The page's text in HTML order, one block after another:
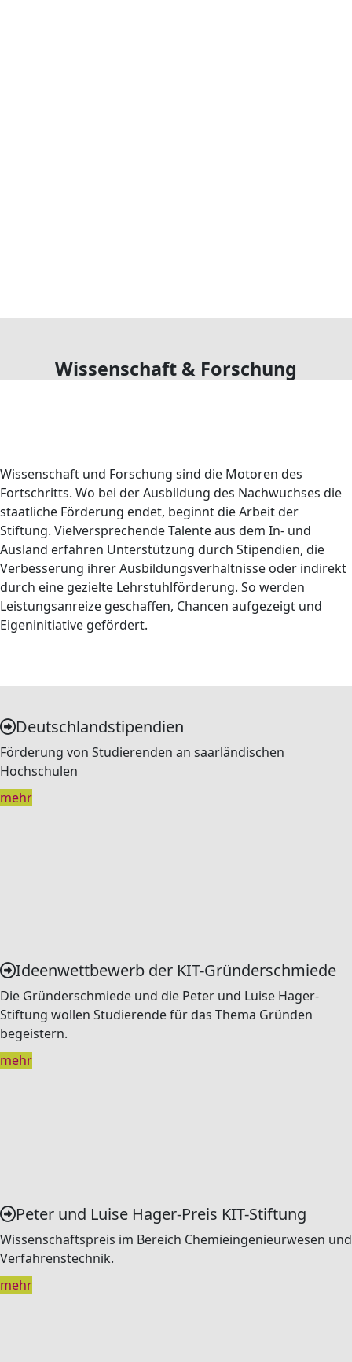
Wissenschaft & Forschung
Wissenschaft und Forschung sind die Motoren des
Fortschritts. Wo bei der Ausbildung des Nachwuchses die
staatliche Förderung endet, beginnt die Arbeit der
Stiftung. Vielversprechende Talente aus dem In- und
Ausland erfahren Unterstützung durch Stipendien, die
Verbesserung ihrer Ausbildungsverhältnisse oder indirekt
durch eine gezielte Lehrstuhlförderung. So werden
Leistungsanreize geschaffen, Chancen aufgezeigt und
Eigeninitiative gefördert.
Deutschlandstipendien
Förderung von Studierenden an saarländischen
Hochschulen
mehr
Ideenwettbewerb der KIT-Gründerschmiede
Die Gründerschmiede und die Peter und Luise Hager-
Stiftung wollen Studierende für das Thema Gründen
begeistern.
mehr
Peter und Luise Hager-Preis KIT-Stiftung
Wissenschaftspreis im Bereich Chemieingenieurwesen und
Verfahrenstechnik.
mehr